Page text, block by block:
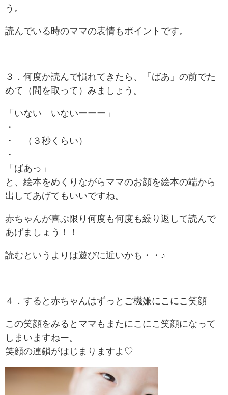
う。
読んでいる時のママの表情もポイントです。
３．何度か読んで慣れてきたら、「ばあ」の前でた
めて（間を取って）みましょう。
「いない いないーーー」
・
・ （３秒くらい）
・
「ばあっ」
と、絵本をめくりながらママのお顔を絵本の端から
出してあげてもいいですね。
赤ちゃんが喜ぶ限り何度も何度も繰り返して読んで
あげましょう！！
読むというよりは遊びに近いかも・・♪
４．すると赤ちゃんはずっとご機嫌にこにこ笑顔
この笑顔をみるとママもまたにこにこ笑顔になって
しまいますねー。
笑顔の連鎖がはじまりますよ♡